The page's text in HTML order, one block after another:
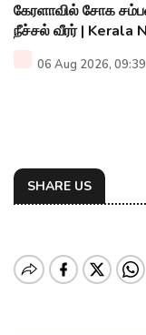
கேரளாவில் சோக
நீச்சல் வீரர் | Kerala
06 Aug 2026,
SHARE US